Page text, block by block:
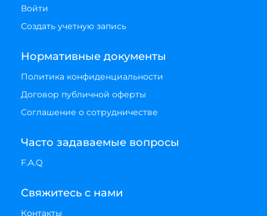
Войти
Создать учетную запись
Нормативные документы
Политика конфиденциальности
Договор публичной оферты
Соглашение о сотрудничестве
Часто задаваемые вопросы
F.A.Q
Свяжитесь с нами
Контакты